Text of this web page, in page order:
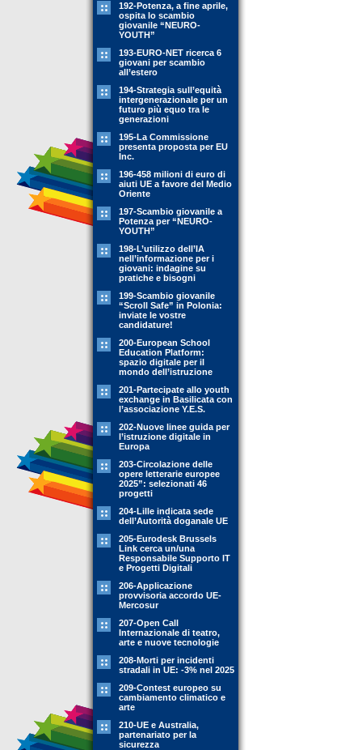
192-Potenza, a fine aprile,
ospita lo scambio
giovanile “NEURO-
YOUTH”
193-EURO-NET ricerca 6
giovani per scambio
all’estero
194-Strategia sull’equità
intergenerazionale per un
futuro più equo tra le
generazioni
195-La Commissione
presenta proposta per EU
Inc.
196-458 milioni di euro di
aiuti UE a favore del Medio
Oriente
197-Scambio giovanile a
Potenza per “NEURO-
YOUTH”
198-L’utilizzo dell’IA
nell’informazione per i
giovani: indagine su
pratiche e bisogni
199-Scambio giovanile
“Scroll Safe” in Polonia:
inviate le vostre
candidature!
200-European School
Education Platform:
spazio digitale per il
mondo dell’istruzione
201-Partecipate allo youth
exchange in Basilicata con
l’associazione Y.E.S.
202-Nuove linee guida per
l’istruzione digitale in
Europa
203-Circolazione delle
opere letterarie europee
2025”: selezionati 46
progetti
204-Lille indicata sede
dell’Autorità doganale UE
205-Eurodesk Brussels
Link cerca un/una
Responsabile Supporto IT
e Progetti Digitali
206-Applicazione
provvisoria accordo UE-
Mercosur
207-Open Call
Internazionale di teatro,
arte e nuove tecnologie
208-Morti per incidenti
stradali in UE: -3% nel 2025
209-Contest europeo su
cambiamento climatico e
arte
210-UE e Australia,
partenariato per la
sicurezza